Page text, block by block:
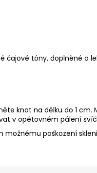
čajové tóny, doplněné o
knot na délku do 1
v opětovném pálení
možnému poškození